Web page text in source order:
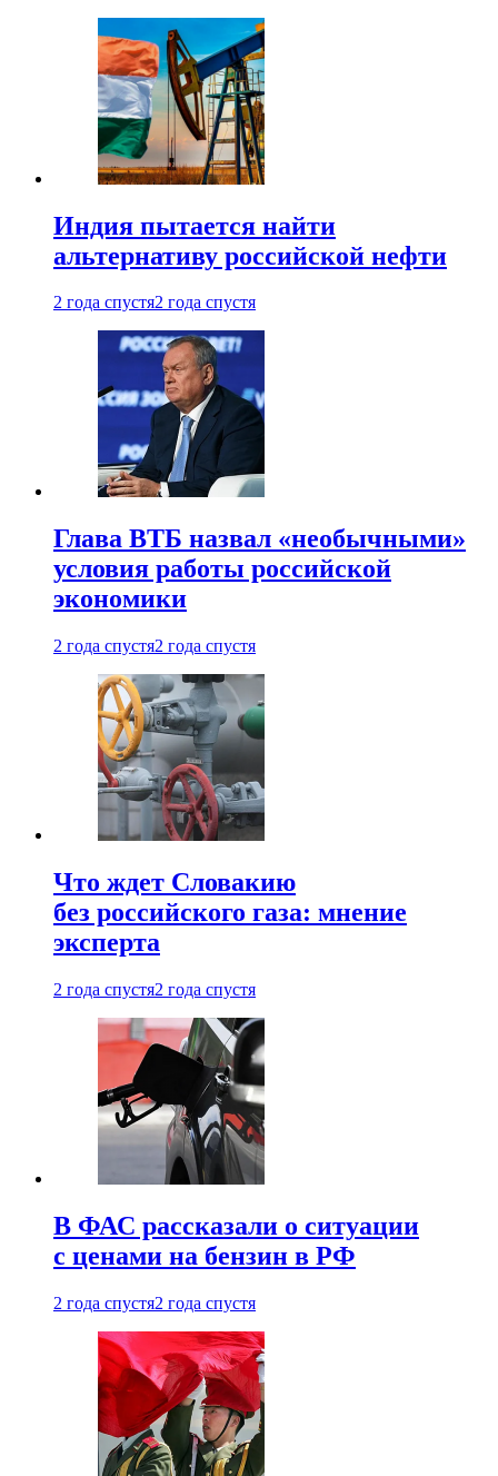
Индия пытается найти
альтернативу российской нефти
2 года спустя2 года спустя
Глава ВТБ назвал «необычными»
условия работы российской
экономики
2 года спустя2 года спустя
Что ждет Словакию
без российского газа: мнение
эксперта
2 года спустя2 года спустя
В ФАС рассказали о ситуации
с ценами на бензин в РФ
2 года спустя2 года спустя